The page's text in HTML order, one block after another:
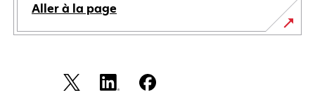
Aller à la page